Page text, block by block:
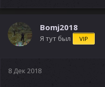
Bomj2018
Я тут был VIP
8 Дек 2018